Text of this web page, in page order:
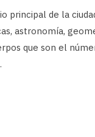
principal de la
astronomía,
que son el